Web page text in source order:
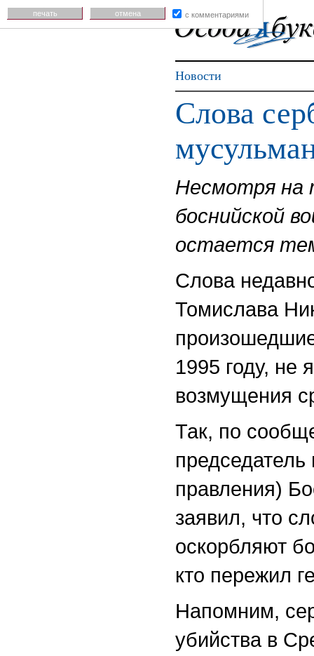
Новости
Слова
Несмотря на
боснийской
остается
Слова
Томислава
1995 году, не
возмущения
Так, по
председатель
правления)
заявил, что
оскорбляют
кто пережил
Напомним,
убийства в
печать отмена с комментариями